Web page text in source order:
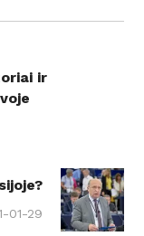
ir
01-29